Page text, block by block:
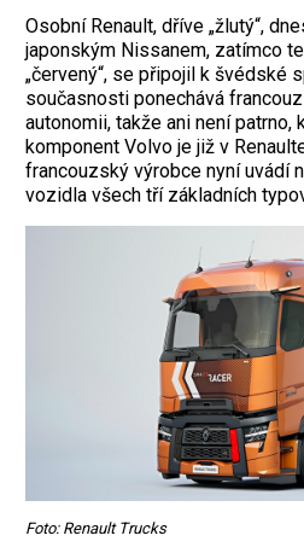
Osobní Renault, dříve „žlutý“,
japonským Nissanem, zatímco
„červený“, se připojil k švédské
současnosti ponechává
autonomii, takže ani není patrno,
komponent Volvo je již v
francouzský výrobce nyní uvádí
vozidla všech tří základních
Foto: Renault Trucks